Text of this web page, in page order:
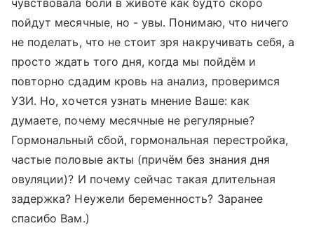
чувствовала боли в животе как будто скоро
пойдут месячные, но - увы. Понимаю, что ничего
не поделать, что не стоит зря накручивать себя, а
просто ждать того дня, когда мы пойдём и
повторно сдадим кровь на анализ, проверимся
УЗИ. Но, хочется узнать мнение Ваше: как
думаете, почему месячные не регулярные?
Гормональный сбой, гормональная перестройка,
частые половые акты (причём без знания дня
овуляции)? И почему сейчас такая длительная
задержка? Неужели беременность? Заранее
спасибо Вам.)